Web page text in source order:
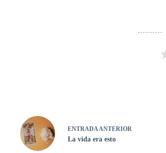
ENTRADA ANTERIOR
La vida era esto